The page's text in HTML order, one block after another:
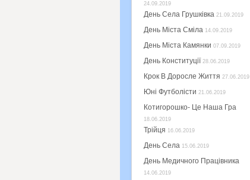
24.09.2019
День Села Грушківка 21.09.2019
День Міста Сміла 14.09.2019
День Міста Камянки 07.09.2019
День Конституції 28.06.2019
Крок В Доросле Життя 27.06.2019
Юні Футболісти 21.06.2019
Котигорошко- Це Наша Гра
18.06.2019
Трійця 16.06.2019
День Села 15.06.2019
День Медичного Працівника
14.06.2019